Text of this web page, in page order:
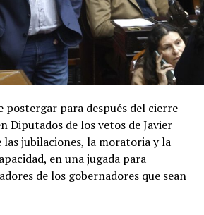
postergar para después del cierre
Diputados de los vetos de Javier
jubilaciones, la moratoria y la
en una jugada para
de los gobernadores que sean